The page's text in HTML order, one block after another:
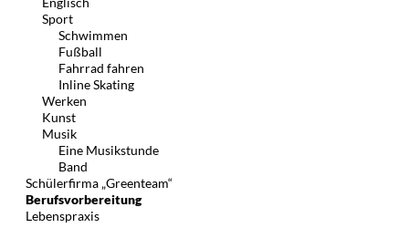
Sport
Schwimmen
Fußball
Fahrrad fahren
Inline Skating
Werken
Kunst
Musik
Eine Musikstunde
Band
Schülerfirma „Greenteam“
Berufsvorbereitung
Lebenspraxis